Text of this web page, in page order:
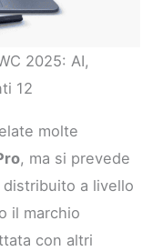
2025: AI,
12
molte
, ma si prevede
a livello
il marchio
con altri